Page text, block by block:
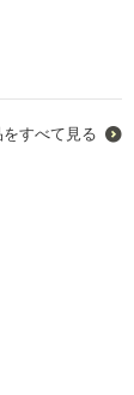
をすべて見る